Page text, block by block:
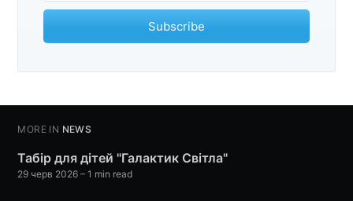
Subscribe
MORE IN NEWS
Табір для дітей "Галактик Світла"
29 черв 2026 – 1 min read
Subscribe to
Нове Життя
greatest posts delivered straight to
your inbox